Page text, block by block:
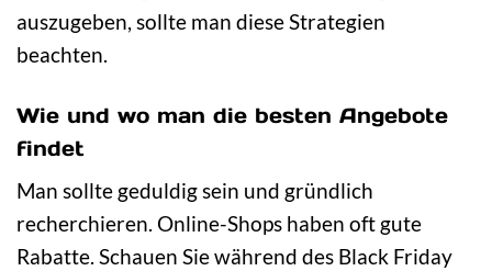
auszugeben, sollte man diese Strategien
beachten.
Wie und wo man die besten Angebote
findet
Man sollte geduldig sein und gründlich
recherchieren. Online-Shops haben oft gute
Rabatte. Schauen Sie während des Black Friday